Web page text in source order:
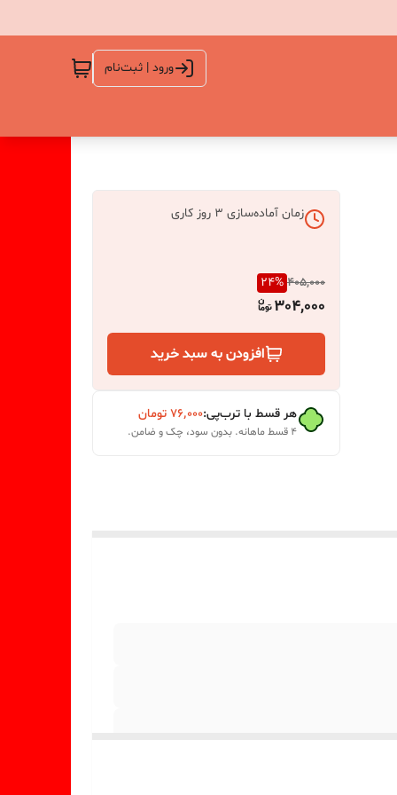
ورود | ثبت‌نام
زمان آماده‌سازی 3 روز کاری
405,000
24%
304,000
افزودن به سبد خرید
هر قسط با ترب‌پی:۷۶٬۰۰۰ تومان
۴ قسط ماهانه. بدون سود، چک و ضامن.